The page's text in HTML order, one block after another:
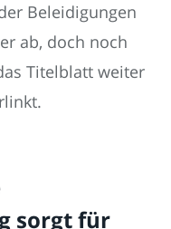
Beleidigungen
ab, doch noch
Titelblatt weiter
sorgt für